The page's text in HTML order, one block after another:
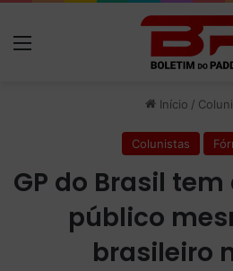
Início /
Colunistas
GP do Brasil
público
brasileiro